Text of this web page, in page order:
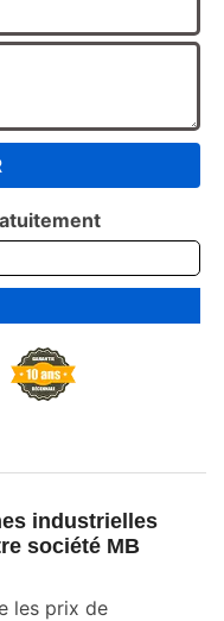
industrielles
société MB
les prix de